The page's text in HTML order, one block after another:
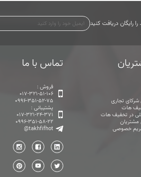
رایگان دریافت کنید
شرکای تجاری
هات
در تخفیف هات
مشتریان
خصوصی
تماس با ما
فروش :
017-321-51-106
0996-351-52-75
پشتیبانی :
017-321-24-371
0996-351-58-22
@takhfifhot